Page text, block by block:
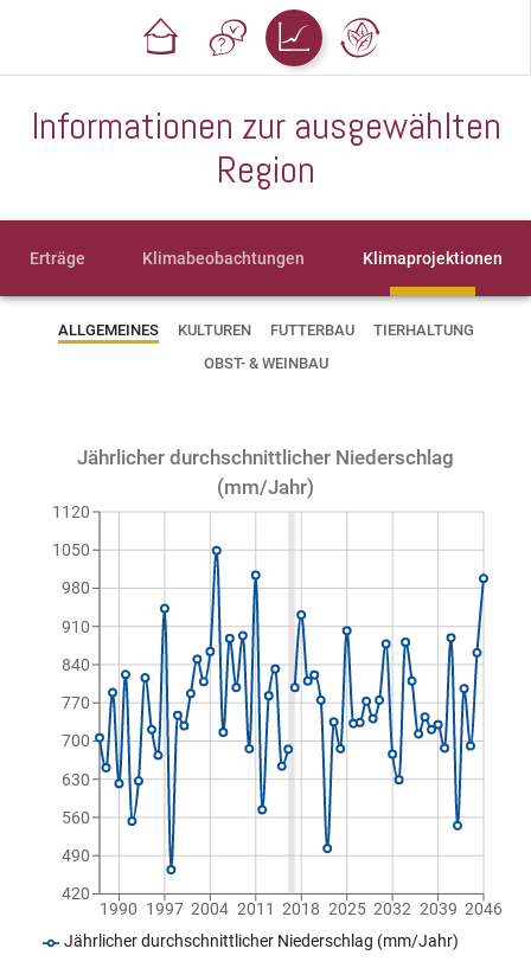
Informationen zur ausgewählten
Region
Erträge Klimabeobachtungen Klimaprojektionen
ALLGEMEINES KULTUREN FUTTERBAU
TIERHALTUNG
OBST- & WEINBAU
Jährlicher durchschnittlicher Niederschlag
(mm/Jahr)
1990 1997 2004 2011 2018 2025 2032 2039 2046
420
490
560
630
700
770
840
910
980
1050
1120
Jährlicher durchschnittlicher Niederschlag (mm/Jahr)